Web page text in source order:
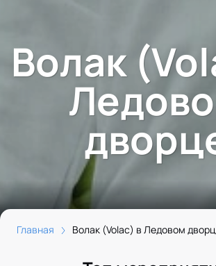
Волак
Главная Волак (Volac) в Ледовом